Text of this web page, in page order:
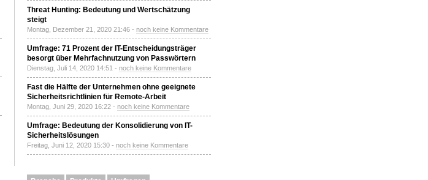
Threat Hunting: Bedeutung und Wertschätzung
steigt
Montag, Dezember 21, 2020 21:46 - noch keine Kommentare
Umfrage: 71 Prozent der IT-Entscheidungsträger
besorgt über Mehrfachnutzung von Passwörtern
Dienstag, Juli 14, 2020 14:51 - noch keine Kommentare
Fast die Hälfte der Unternehmen ohne geeignete
Sicherheitsrichtlinien für Remote-Arbeit
Montag, Juni 29, 2020 16:22 - noch keine Kommentare
Umfrage: Bedeutung der Konsolidierung von IT-
Sicherheitslösungen
Freitag, Juni 12, 2020 15:30 - noch keine Kommentare